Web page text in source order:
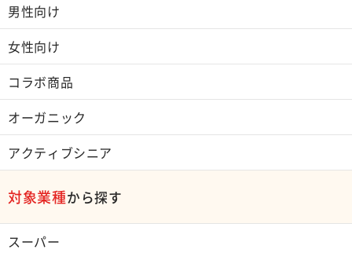
男性向け
女性向け
コラボ商品
オーガニック
アクティブシニア
対象業種から探す
スーパー